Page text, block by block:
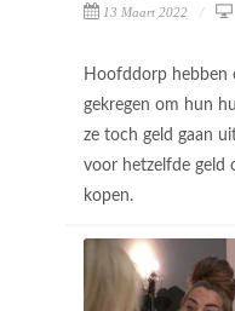
13 Maart 2022
Hoofddorp hebben
gekregen om hun
ze toch geld gaan
voor hetzelfde geld
kopen.